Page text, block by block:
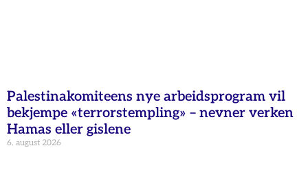
Palestinakomiteens nye arbeidsprogram vil
bekjempe «terrorstempling» – nevner verken
Hamas eller gislene
6. august 2026